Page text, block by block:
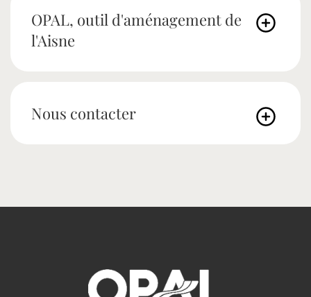
OPAL, outil d'aménagement de
l'Aisne
Nous contacter